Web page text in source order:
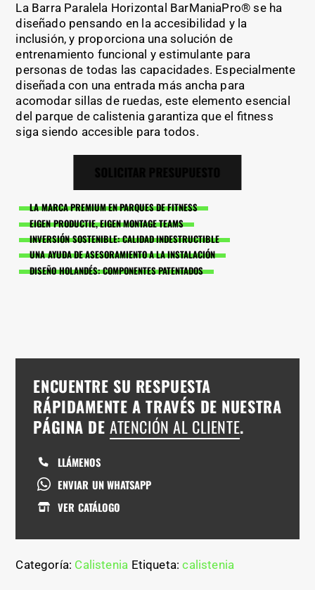
La Barra Paralela Horizontal BarManiaPro® se ha
diseñado pensando en la accesibilidad y la
inclusión, y proporciona una solución de
entrenamiento funcional y estimulante para
personas de todas las capacidades. Especialmente
diseñada con una entrada más ancha para
acomodar sillas de ruedas, este elemento esencial
del parque de calistenia garantiza que el fitness
siga siendo accesible para todos.
LA MARCA PREMIUM EN PARQUES DE FITNESS
EIGEN PRODUCTIE, EIGEN MONTAGE TEAMS
INVERSIÓN SOSTENIBLE: CALIDAD INDESTRUCTIBLE
UNA AYUDA DE ASESORAMIENTO A LA INSTALACIÓN
DISEÑO HOLANDÉS: COMPONENTES PATENTADOS
ENCUENTRE SU RESPUESTA
RÁPIDAMENTE A TRAVÉS DE NUESTRA
PÁGINA DEATENCIÓN AL CLIENTE.
LLÁMENOS
ENVIAR UN WHATSAPP
VER CATÁLOGO
Categoría: Calistenia Etiqueta:calistenia